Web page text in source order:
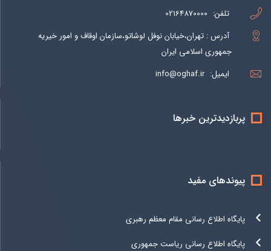
تلفن: 02164870000
آدرس : تهران،خیابان نوفل لوشاتو،سازمان اوقاف و امور خیریه
جمهوری اسلامی ایران
ایمیل: info@oghaf.ir
پربازدیدترین خبرها
پیوندهای مفید
پایگاه اطلاع رسانی مقام معظم رهبری
پایگاه اطلاع رسانی ریاست جمهوری